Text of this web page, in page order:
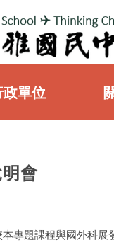
單位
會
專題課程與國外科展